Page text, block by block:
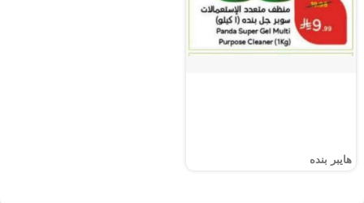
هايبر بنده